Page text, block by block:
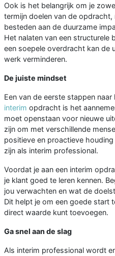
Ook is het belangrijk om je
termijn doelen van de
besteden aan de duurzame
Het nalaten van een
een soepele overdracht kan de
werk verminderen.
De juiste mindset
Een van de eerste stappen
interim opdracht is het
moet openstaan voor nieuwe
zijn om met verschillende
positieve en proactieve
zijn als interim professional.
Voordat je aan een interim
je klant goed te leren kennen.
jou verwachten en wat de
Dit helpt je om een goede start
direct waarde kunt toevoegen.
Ga snel aan de slag
Als interim professional wordt